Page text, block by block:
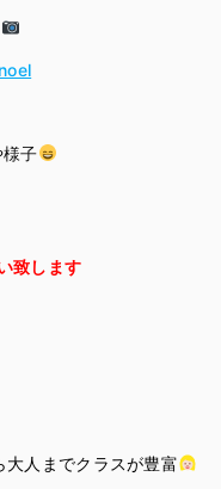
子
致します
大人までクラスが豊富